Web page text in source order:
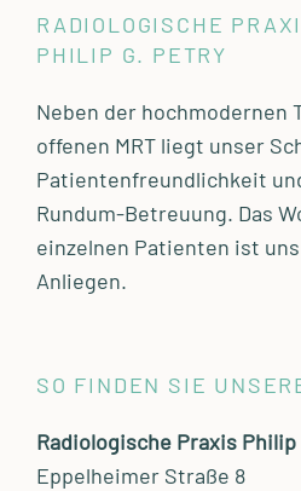
RADIOLOGISCHE
PHILIP G. PETRY
Neben der hochmodernen
offenen MRT liegt unser
Patientenfreundlichkeit
Rundum-Betreuung. Das
einzelnen Patienten ist
Anliegen.
SO FINDEN SIE
Radiologische Praxis Philip
Eppelheimer Straße 8